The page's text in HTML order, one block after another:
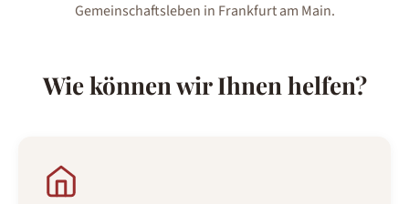
Gemeinschaftsleben in Frankfurt am Main.
Wie können wir Ihnen helfen?